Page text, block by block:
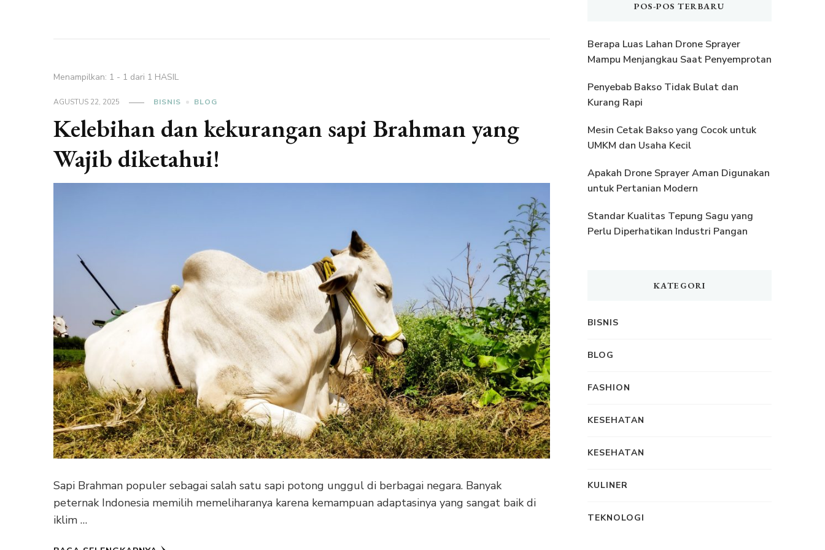
Menampilkan: 1 - 1 dari 1 HASIL
AGUSTUS 22, 2025 BISNIS BLOG
Kelebihan dan kekurangan sapi Brahman yang
Wajib diketahui!
Sapi Brahman populer sebagai salah satu sapi potong unggul di berbagai negara. Banyak
peternak Indonesia memilih memeliharanya karena kemampuan adaptasinya yang sangat baik di
iklim …
POS-POS TERBARU
Berapa Luas Lahan Drone Sprayer
Mampu Menjangkau Saat Penyemprotan
Penyebab Bakso Tidak Bulat dan
Kurang Rapi
Mesin Cetak Bakso yang Cocok untuk
UMKM dan Usaha Kecil
Apakah Drone Sprayer Aman Digunakan
untuk Pertanian Modern
Standar Kualitas Tepung Sagu yang
Perlu Diperhatikan Industri Pangan
KATEGORI
BISNIS
BLOG
FASHION
KESEHATAN
KESEHATAN
KULINER
TEKNOLOGI